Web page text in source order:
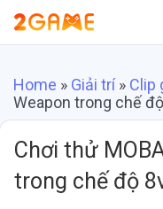
Home » Giải trí» Clip
Weapon trong chế
Chơi thử
trong chế độ